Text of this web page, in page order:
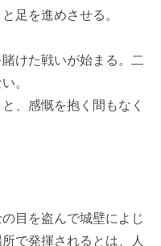
足を進めさせる。
けた戦いが始まる。二
。
、感慨を抱く間もなく
目を盗んで城壁によじ
で発揮されるとは、人